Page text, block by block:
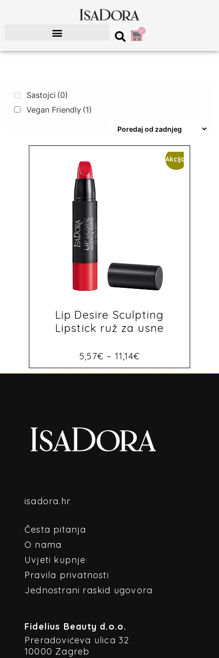
0
Sastojci (0)
Vegan Friendly (1)
Akcija!
Lip Desire Sculpting
Lipstick ruž za usne
5,57€ – 11,14€
isadora.hr
Česta pitanja
O nama
Uvjeti kupnje
Pravila privatnosti
Jednostrani raskid ugovora
Fidelius Beauty d.o.o.
Preradovićeva ulica 32
10000 Zagreb